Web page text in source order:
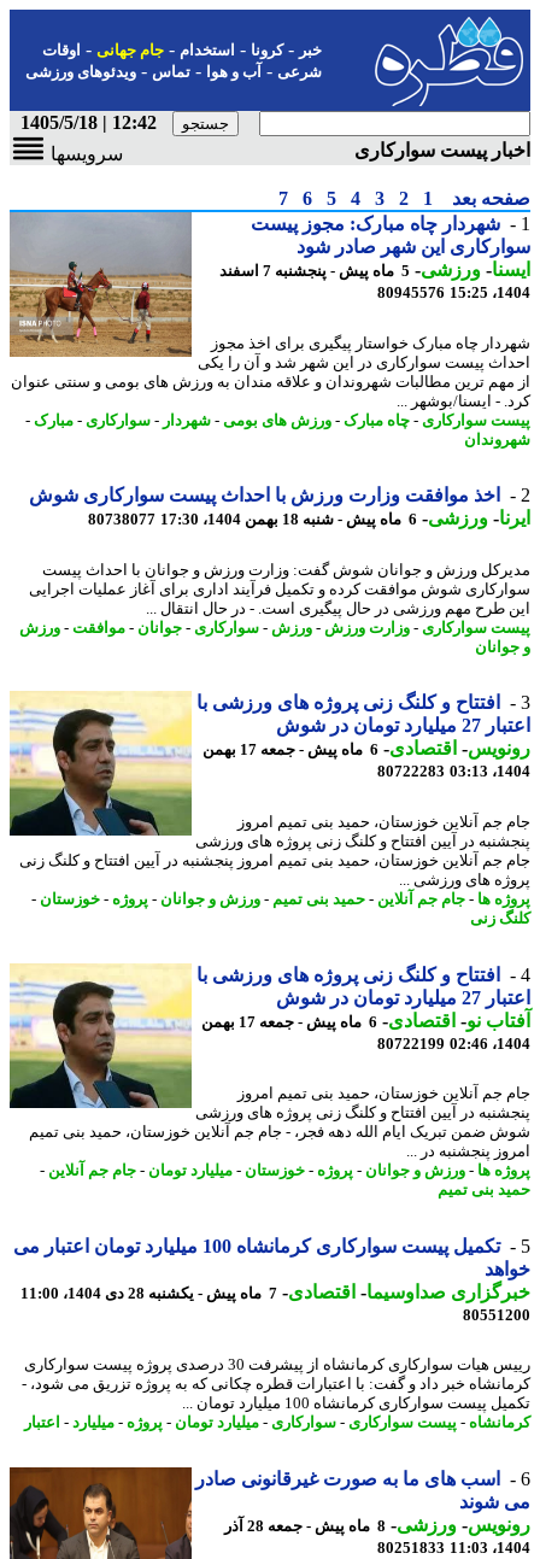
-کرونا-استخدام- جام جهانی-اوقات
شرعی-آب و هوا-تماس-ویدئوهای ورزشی
12:42 | 1405/5/18
پیست سوارکاری
سرویسها
بعد 1
2
3
4
5
6
7
شهردار چاه مبارک: مجوز پیست
این شهر صادر شود
-ورزشی-
5 ماه پیش - پنجشنبه 7 اسفند
80945576
چاه مبارک خواستار پیگیری برای اخذ مجوز
پیست سوارکاری در این شهر شد و آن را یکی
ترین مطالبات شهروندان و علاقه مندان به ورزش های بومی و سنتی عنوان
- ایسنا/بوشهر ...
سوارکاری- چاه مبارک- ورزش های بومی-شهردار-سوارکاری- مبارک-
اخذ موافقت وزارت ورزش با احداث پیست سوارکاری شوش
-ورزشی-6 ماه پیش - شنبه 18 بهمن 1404، 17:30 80738077
ورزش و جوانان شوش گفت: وزارت ورزش و جوانان با احداث پیست
شوش موافقت کرده و تکمیل فرآیند اداری برای آغاز عملیات اجرایی
طرح مهم ورزشی در حال پیگیری است. - در ﺣﺎل اﻧﺘﻘﺎل ...
سوارکاری- وزارت ورزش -ورزش -سوارکاری- جوانان-موافقت-ورزش
افتتاح و کلنگ زنی پروژه های ورزشی با
تومان در شوش
-اقتصادی-
6 ماه پیش - جمعه 17 بهمن
80722283
جم آنلاین خوزستان، حمید بنی تمیم امروز
در آیین افتتاح و کلنگ زنی پروژه های ورزشی
جم آنلاین خوزستان، حمید بنی تمیم امروز پنجشنبه در آیین افتتاح و کلنگ زنی
های ورزشی ...
ها - جام جم آنلاین-حمید بنی تمیم-ورزش و جوانان-پروژه-خوزستان-
زنی
افتتاح و کلنگ زنی پروژه های ورزشی با
تومان در شوش
نو- اقتصادی-
6 ماه پیش - جمعه 17 بهمن
80722199
جم آنلاین خوزستان، حمید بنی تمیم امروز
در آیین افتتاح و کلنگ زنی پروژه های ورزشی
ضمن تبریک ایام الله دهه فجر، - جام جم آنلاین خوزستان، حمید بنی تمیم
پنجشنبه در ...
ها - ورزش و جوانان-پروژه-خوزستان-میلیارد تومان-جام جم آنلاین-
بنی تمیم
تکمیل پیست سوارکاری کرمانشاه 100 میلیارد تومان اعتبار می
صداوسیما-اقتصادی-7 ماه پیش - یکشنبه 28 دی 1404، 11:00
رییس هیات سوارکاری کرمانشاه از پیشرفت 30 درصدی پروژه پیست سوارکاری
خبر داد و گفت: با اعتبارات قطره چکانی که به پروژه تزریق می شود، -
پیست سوارکاری کرمانشاه 100 میلیارد تومان ...
-پیست سوارکاری- سوارکاری- میلیارد تومان-پروژه-میلیارد-اعتبار
اسب های ما به صورت غیرقانونی صادر
شوند
-ورزشی-
8 ماه پیش - جمعه 28 آذر
80251833